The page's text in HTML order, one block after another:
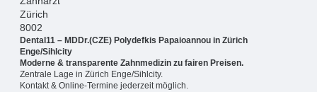
Dental11 – MDDr.(CZE) Polydefkis Papaioannou in Zürich
Enge/Sihlcity
Moderne & transparente Zahnmedizin zu fairen Preisen.
Zentrale Lage in Zürich Enge/Sihlcity.
Kontakt & Online-Termine jederzeit möglich.